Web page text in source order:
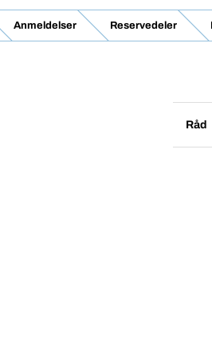
Anmeldelser Reservedeler
Råd